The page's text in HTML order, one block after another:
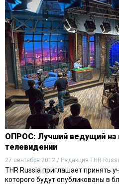
ОПРОС: Лучший ведущий на
телевидении
27 сентября 2012 / Редакция THR
THR Russia приглашает принять
которого будут опубликованы в